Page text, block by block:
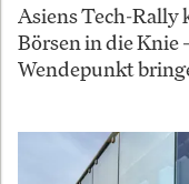
Asiens Tech-Rally
Börsen in die Knie
Wendepunkt